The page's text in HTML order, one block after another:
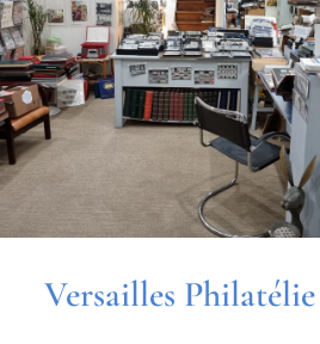
Versailles Philatélie